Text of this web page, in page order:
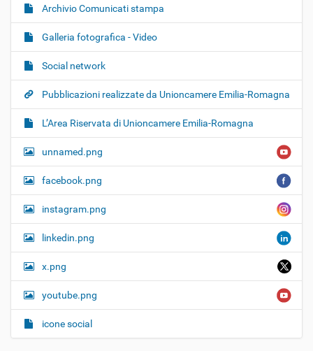
Archivio Comunicati stampa
Galleria fotografica - Video
Social network
Pubblicazioni realizzate da Unioncamere Emilia-Romagna
L’Area Riservata di Unioncamere Emilia-Romagna
unnamed.png
facebook.png
instagram.png
linkedin.png
x.png
youtube.png
icone social